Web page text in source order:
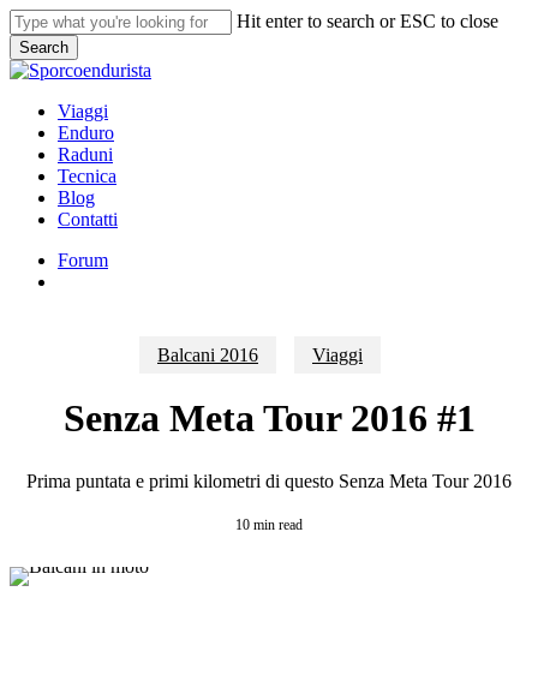
Skip
to
main
content
Hit enter to search or ESC to close
Search
Close
search
Menu
Viaggi
Enduro
Raduni
Tecnica
Blog
Contatti
Forum
Balcani 2016 Viaggi
Senza Meta Tour 2016 #1
Prima puntata e primi kilometri di questo Senza Meta Tour 2016
10 min read